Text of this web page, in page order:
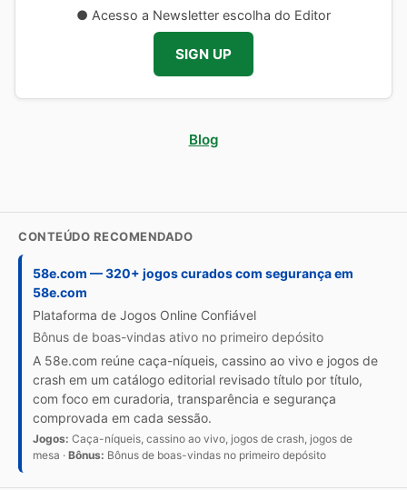
● Acesso a Newsletter escolha do Editor
SIGN UP
Blog
CONTEÚDO RECOMENDADO
58e.com — 320+ jogos curados com segurança em
58e.com
Plataforma de Jogos Online Confiável
Bônus de boas-vindas ativo no primeiro depósito
A 58e.com reúne caça-níqueis, cassino ao vivo e jogos de
crash em um catálogo editorial revisado título por título,
com foco em curadoria, transparência e segurança
comprovada em cada sessão.
Jogos: Caça-níqueis, cassino ao vivo, jogos de crash, jogos de
mesa · Bônus: Bônus de boas-vindas no primeiro depósito